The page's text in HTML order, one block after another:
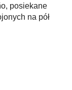
posiekane
na pół